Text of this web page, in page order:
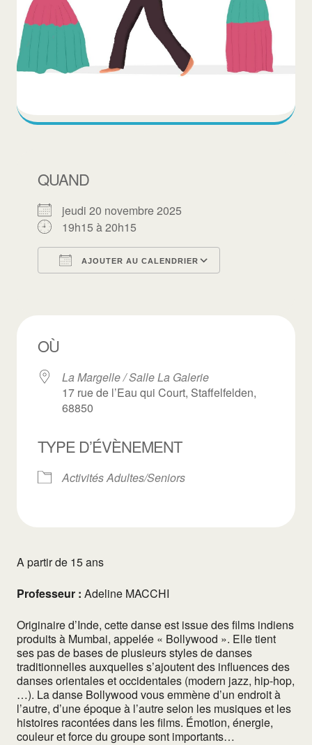
QUAND
jeudi 20 novembre 2025
19h15 à 20h15
AJOUTER AU CALENDRIER
OÙ
La Margelle / Salle La Galerie
17 rue de l’Eau qui Court, Staffelfelden,
68850
TYPE D’ÉVÈNEMENT
Activités Adultes/Seniors
A partir de 15 ans
Professeur : Adeline MACCHI
Originaire d’Inde, cette danse est issue des films indiens
produits à Mumbai, appelée « Bollywood ». Elle tient
ses pas de bases de plusieurs styles de danses
traditionnelles auxquelles s’ajoutent des influences des
danses orientales et occidentales (modern jazz, hip-hop,
…). La danse Bollywood vous emmène d’un endroit à
l’autre, d’une époque à l’autre selon les musiques et les
histoires racontées dans les films. Émotion, énergie,
couleur et force du groupe sont importants…